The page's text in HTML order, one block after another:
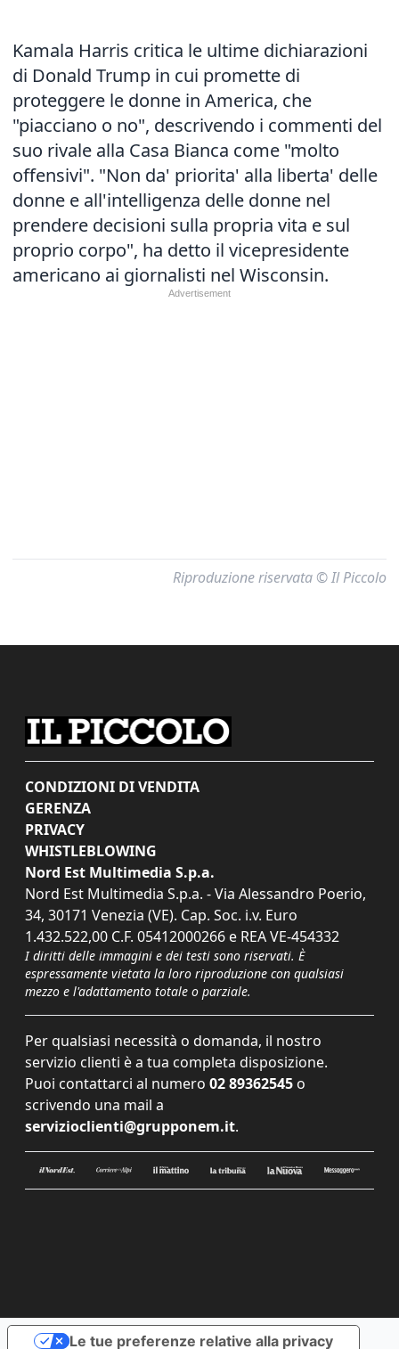
Kamala Harris critica le ultime dichiarazioni
di Donald Trump in cui promette di
proteggere le donne in America, che
"piacciano o no", descrivendo i commenti del
suo rivale alla Casa Bianca come "molto
offensivi". "Non da' priorita' alla liberta' delle
donne e all'intelligenza delle donne nel
prendere decisioni sulla propria vita e sul
proprio corpo", ha detto il vicepresidente
americano ai giornalisti nel Wisconsin.
Riproduzione riservata © Il Piccolo
CONDIZIONI DI VENDITA
GERENZA
PRIVACY
WHISTLEBLOWING
Nord Est Multimedia S.p.a.
Nord Est Multimedia S.p.a. - Via Alessandro Poerio,
34, 30171 Venezia (VE). Cap. Soc. i.v. Euro
1.432.522,00 C.F. 05412000266 e REA VE-454332
I diritti delle immagini e dei testi sono riservati. È
espressamente vietata la loro riproduzione con qualsiasi
mezzo e l'adattamento totale o parziale.
Per qualsiasi necessità o domanda, il nostro
servizio clienti è a tua completa disposizione.
Puoi contattarci al numero 02 89362545 o
scrivendo una mail a
servizioclienti@grupponem.it.
Le tue preferenze relative alla privacy